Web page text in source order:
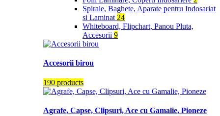
Spirale, Baghete, Aparate pentru Indosariat
si Laminat 24
Whiteboard, Flipchart, Panou Pluta,
Accesorii 9
Accesorii birou
190 products
Agrafe, Capse, Clipsuri, Ace cu Gamalie, Pioneze